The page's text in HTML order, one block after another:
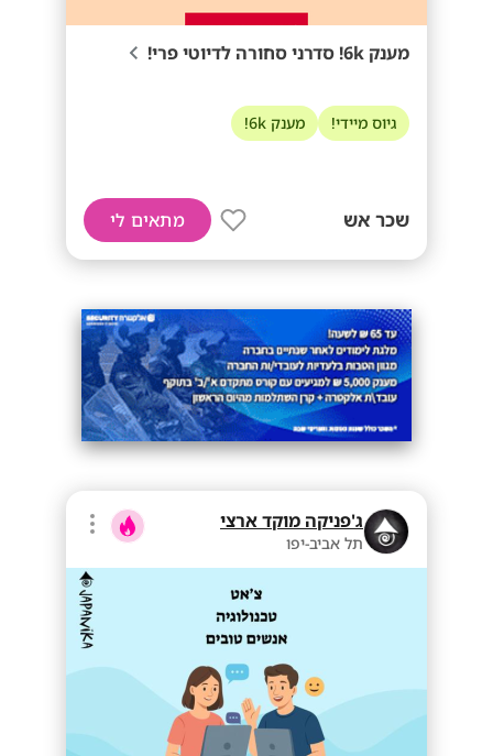
מענק 6k! סדרני סחורה לדיוטי פרי!
גיוס מיידי! מענק 6k!
שכר אש מתאים לי
ג'פניקה מוקד ארצי
תל אביב-יפו